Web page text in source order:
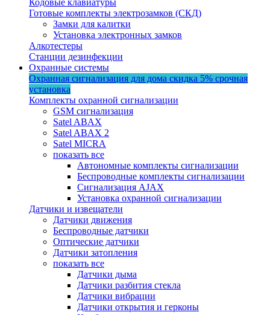
Готовые комплекты электрозамков (СКД)
Замки для калитки
Установка электронных замков
Алкотестеры
Станции дезинфекции
Охранные системы
Охранная сигнализация для дома скидка 5% срочная
установка
Комплекты охранной сигнализации
GSM сигнализация
Satel ABAX
Satel ABAX 2
Satel MICRA
показать все
Автономные комплекты сигнализации
Беспроводные комплекты сигнализации
Сигнализация AJAX
Установка охранной сигнализации
Датчики и извещатели
Датчики движения
Беспроводные датчики
Оптические датчики
Датчики затопления
показать все
Датчики дыма
Датчики разбития стекла
Датчики вибрации
Датчики открытия и герконы